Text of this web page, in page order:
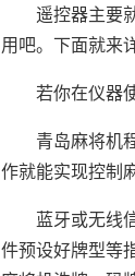
遥控器主要
用吧。下面就来
若你在仪器
青岛麻将机
作就能实现控制
蓝牙或无线
件预设好牌型等